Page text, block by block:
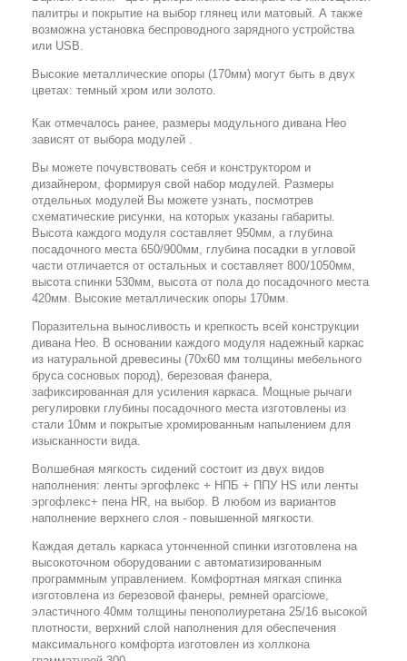
палитры и покрытие на выбор глянец или матовый. А также
возможна установка беспроводного зарядного устройства
или USB.
Высокие металлические опоры (170мм) могут быть в двух
цветах: темный хром или золото.
Как отмечалось ранее, размеры модульного дивана Нео
зависят от выбора модулей .
Вы можете почувствовать себя и конструктором и
дизайнером, формируя свой набор модулей. Размеры
отдельных модулей Вы можете узнать, посмотрев
схематические рисунки, на которых указаны габариты.
Высота каждого модуля составляет 950мм, а глубина
посадочного места 650/900мм, глубина посадки в угловой
части отличается от остальных и составляет 800/1050мм,
высота спинки 530мм, высота от пола до посадочного места
420мм. Высокие металлическик опоры 170мм.
Поразительна выносливость и крепкость всей конструкции
дивана Нео. В основании каждого модуля надежный каркас
из натуральной древесины (70х60 мм толщины мебельного
бруса сосновых пород), березовая фанера,
зафиксированная для усиления каркаса. Мощные рычаги
регулировки глубины посадочного места изготовлены из
стали 10мм и покрытые хромированным напылением для
изысканности вида.
Волшебная мягкость сидений состоит из двух видов
наполнения: ленты эргофлекс + НПБ + ППУ HS или ленты
эргофлекс+ пена HR, на выбор. В любом из вариантов
наполнение верхнего слоя - повышенной мягкости.
Каждая деталь каркаса утонченной спинки изготовлена на
высокоточном оборудовании с автоматизированным
программным управлением. Комфортная мягкая спинка
изготовлена из березовой фанеры, ремней oparciowe,
эластичного 40мм толщины пенополиуретана 25/16 высокой
плотности, верхний слой наполнения для обеспечения
максимального комфорта изготовлен из холлкона